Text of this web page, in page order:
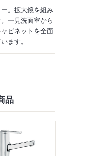
。拡大鏡を組み
一見洗面室から
ビネットを全面
ます。
品